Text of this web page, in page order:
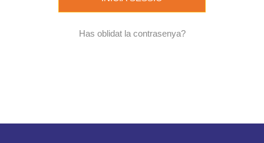
Has oblidat la contrasenya?